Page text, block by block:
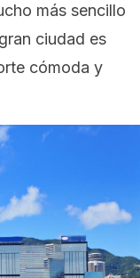
más sencillo
ciudad es
cómoda y